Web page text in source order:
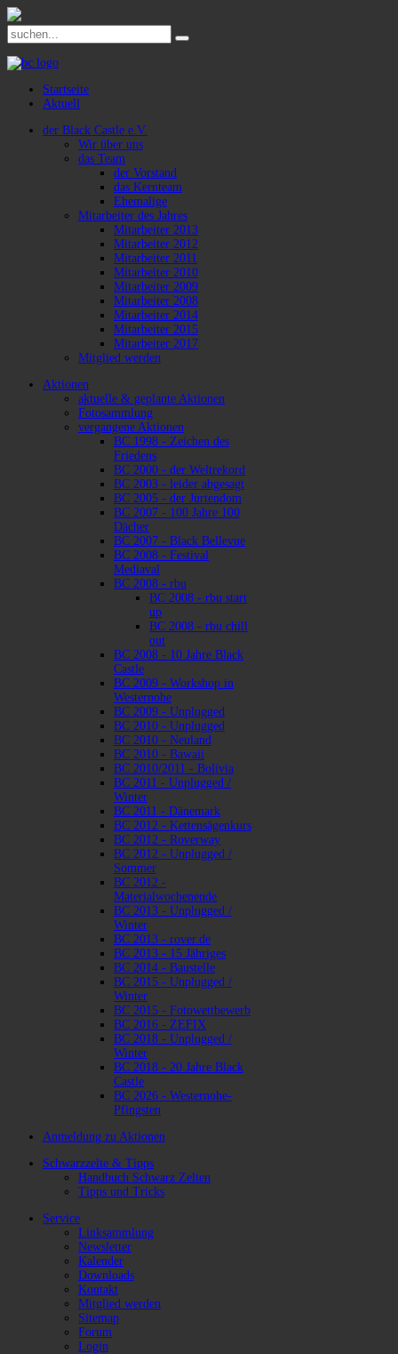
Startseite
Aktuell
der Black Castle e.V.
Wir über uns
das Team
der Vorstand
das Kernteam
Ehemalige
Mitarbeiter des Jahres
Mitarbeiter 2013
Mitarbeiter 2012
Mitarbeiter 2011
Mitarbeiter 2010
Mitarbeiter 2009
Mitarbeiter 2008
Mitarbeiter 2014
Mitarbeiter 2015
Mitarbeiter 2017
Mitglied werden
Aktionen
aktuelle & geplante Aktionen
Fotosammlung
vergangene Aktionen
BC 1998 - Zeichen des
Friedens
BC 2000 - der Weltrekord
BC 2003 - leider abgesagt
BC 2005 - der Jurtendom
BC 2007 - 100 Jahre 100
Dächer
BC 2007 - Black Bellevue
BC 2008 - Festival
Mediaval
BC 2008 - rbu
BC 2008 - rbu start
up
BC 2008 - rbu chill
out
BC 2008 - 10 Jahre Black
Castle
BC 2009 - Workshop in
Westernohe
BC 2009 - Unplugged
BC 2010 - Unplugged
BC 2010 - Neuland
BC 2010 - Bawaii
BC 2010/2011 - Bolivia
BC 2011 - Unplugged /
Winter
BC 2011 - Dänemark
BC 2012 - Kettensägenkurs
BC 2012 - Roverway
BC 2012 - Unplugged /
Sommer
BC 2012 -
Materialwochenende
BC 2013 - Unplugged /
Winter
BC 2013 - rover.de
BC 2013 - 15 Jähriges
BC 2014 - Baustelle
BC 2015 - Unplugged /
Winter
BC 2015 - Fotowettbewerb
BC 2016 - ZEFIX
BC 2018 - Unplugged /
Winter
BC 2018 - 20 Jahre Black
Castle
BC 2026 - Westernohe-
Pfingsten
Anmeldung zu Aktionen
Schwarzzelte & Tipps
Handbuch Schwarz Zelten
Tipps und Tricks
Service
Linksammlung
Newsletter
Kalender
Downloads
Kontakt
Mitglied werden
Sitemap
Forum
Login